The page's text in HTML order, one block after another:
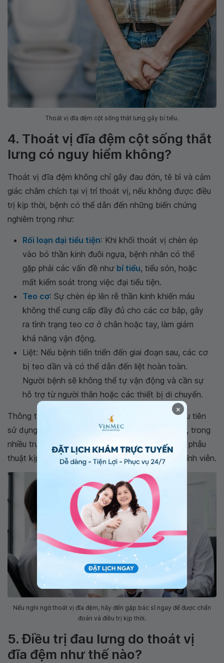
Thoát vị đĩa đệm cột sống thắt lưng gây bí tiểu.
4. Thoát vị đĩa đệm cột sống thắt
lưng có nguy hiểm không?
Thoát vị đĩa đệm không chỉ gây đau đớn, tê bì và cảm
giác châm chích tại vị trí thoát vị, nếu không được điều
trị kịp thời, bệnh có thể dẫn đến những biến chứng
nghiêm trọng như:
Rối loạn đại tiểu tiện: Khi khối thoát vị chèn ép
vào bó thần kinh đuôi ngựa, bệnh nhân có thể
gặp phải các vấn đề như bí tiểu, tiểu són, hoặc
mất kiểm soát trong việc đại tiểu tiện.
Teo cơ: Sự chèn ép lên rễ thần kinh khiến máu
không thể cung cấp đầy đủ cho các cơ bắp, gây
ra tình trạng teo cơ ở chân hoặc tay, làm giảm
khả năng vận động.
Liệt: Nếu bệnh tiến triển đến giai đoạn sau, các cơ
bị teo dần và có thể dẫn đến liệt hoàn toàn.
Người bệnh sẽ không thể tự vận động và cần sự
hỗ trợ từ người thân hoặc các thiết bị di chuyển.
Thông thường, liệu pháp điều trị bảo tồn được ưu tiên
sử dụng để kiểm soát tình trạng bệnh. Tuy nhiên, trong
nhiều trường hợp, người bệnh cần phải can thiệp phẫu
thuật kịp thời để ngăn ngừa nguy cơ bị tàn tật vĩnh viễn.
Nếu nghi ngờ thoát vị đĩa đệm, hãy đến gặp bác sĩ ngay để được chẩn
đoán và điều trị kịp thời.
5. Điều trị đau lưng do thoát vị
đĩa đệm như thế nào?
×